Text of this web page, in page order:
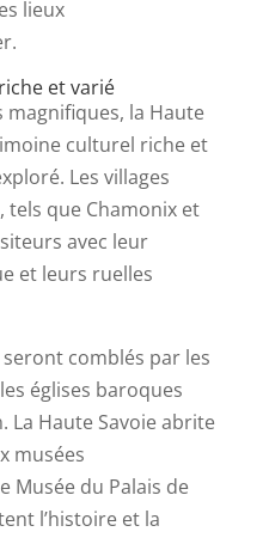
lieux
et varié
magnifiques, la Haute
culturel riche et
Les villages
que Chamonix et
avec leur
et leurs ruelles
comblés par les
églises baroques
La Haute Savoie abrite
musées
Musée du Palais de
l’histoire et la